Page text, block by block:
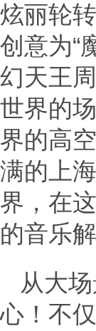
炫丽轮
创意为“
幻天王
世界的
界的高
满的上
界，在
的音乐
从大
心！不